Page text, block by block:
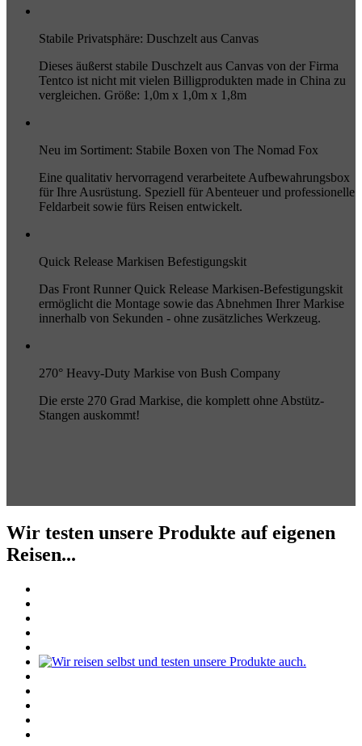
Stabile Privatsphäre: Duschzelt aus Canvas
Dieses äußerst stabile Duschzelt aus Canvas von der Firma
Tentco ist nicht mit vielen Billigprodukten made in China zu
vergleichen. Größe: 1,0m x 1,0m x 1,8m
Neu im Sortiment: Stabile Boxen von The Nomad Fox
Eine qualitativ hervorragend verarbeitete Aufbewahrungsbox
für Ihre Ausrüstung. Speziell für Abenteuer und professionelle
Feldarbeit sowie fürs Reisen entwickelt.
Quick Release Markisen Befestigungskit
Das Front Runner Quick Release Markisen-Befestigungskit
ermöglicht die Montage sowie das Abnehmen Ihrer Markise
innerhalb von Sekunden - ohne zusätzliches Werkzeug.
270° Heavy-Duty Markise von Bush Company
Die erste 270 Grad Markise, die komplett ohne Abstütz-
Stangen auskommt!
Wir testen unsere Produkte auf eigenen
Reisen...